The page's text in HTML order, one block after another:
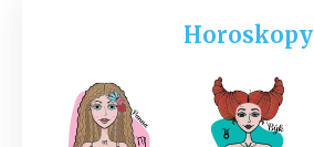
Horoskopy